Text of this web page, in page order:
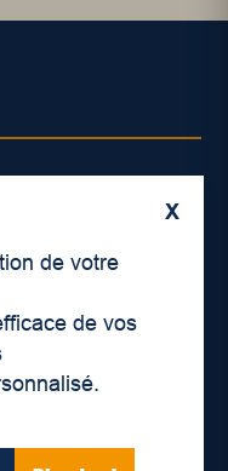
X
de votre
de vos